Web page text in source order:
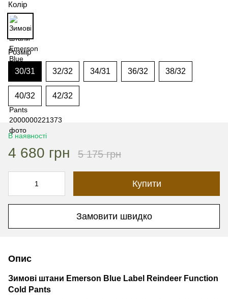
Колір
Розмір
30/31 32/32 34/31 36/32 38/32
40/32 42/32
В наявності
4 680 грн 5 175 грн
Купити
Замовити швидко
Опис
Зимові штани Emerson Blue Label Reindeer Function
Cold Pants